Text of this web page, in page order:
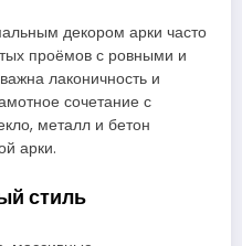
декором арки часто
проёмов с ровными и
лаконичность и
сочетание с
металл и бетон
арки.
стиль